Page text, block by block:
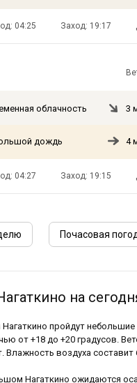
04:25 Заход: 19:17
облачность 3
дождь 4
04:27 Заход: 19:15
Почасовая
на
пройдут
от +18 до +20 градусов.
Влажность воздуха составит
Нагаткино ожидаются